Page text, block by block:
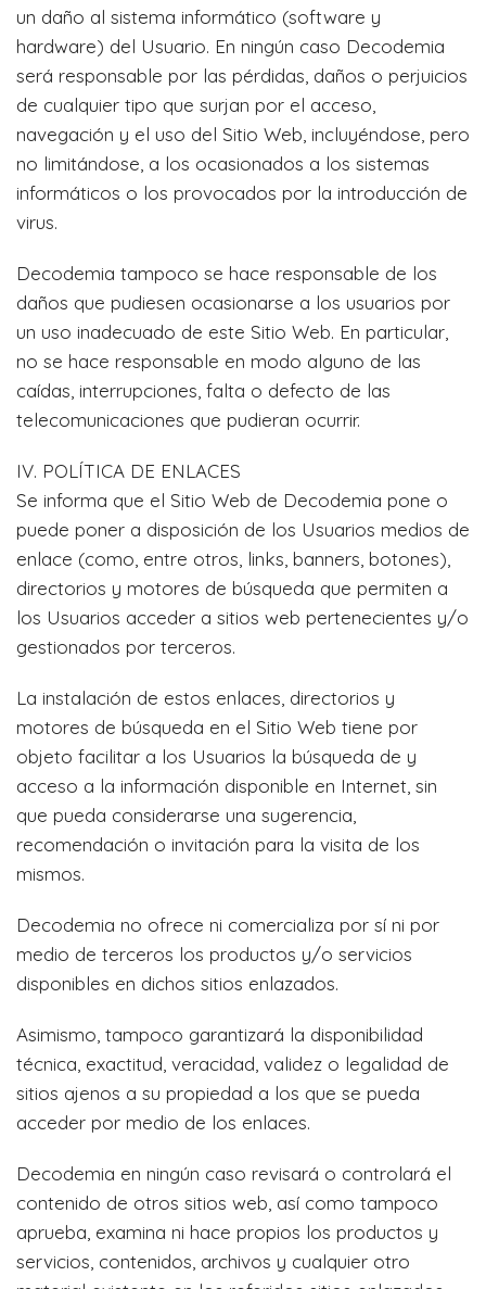
un daño al sistema informático (software y
hardware) del Usuario. En ningún caso Decodemia
será responsable por las pérdidas, daños o perjuicios
de cualquier tipo que surjan por el acceso,
navegación y el uso del Sitio Web, incluyéndose, pero
no limitándose, a los ocasionados a los sistemas
informáticos o los provocados por la introducción de
virus.
Decodemia tampoco se hace responsable de los
daños que pudiesen ocasionarse a los usuarios por
un uso inadecuado de este Sitio Web. En particular,
no se hace responsable en modo alguno de las
caídas, interrupciones, falta o defecto de las
telecomunicaciones que pudieran ocurrir.
IV. POLÍTICA DE ENLACES
Se informa que el Sitio Web de Decodemia pone o
puede poner a disposición de los Usuarios medios de
enlace (como, entre otros, links, banners, botones),
directorios y motores de búsqueda que permiten a
los Usuarios acceder a sitios web pertenecientes y/o
gestionados por terceros.
La instalación de estos enlaces, directorios y
motores de búsqueda en el Sitio Web tiene por
objeto facilitar a los Usuarios la búsqueda de y
acceso a la información disponible en Internet, sin
que pueda considerarse una sugerencia,
recomendación o invitación para la visita de los
mismos.
Decodemia no ofrece ni comercializa por sí ni por
medio de terceros los productos y/o servicios
disponibles en dichos sitios enlazados.
Asimismo, tampoco garantizará la disponibilidad
técnica, exactitud, veracidad, validez o legalidad de
sitios ajenos a su propiedad a los que se pueda
acceder por medio de los enlaces.
Decodemia en ningún caso revisará o controlará el
contenido de otros sitios web, así como tampoco
aprueba, examina ni hace propios los productos y
servicios, contenidos, archivos y cualquier otro